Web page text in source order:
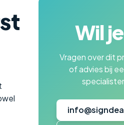
Wil
Vragen over dit
of advies bij